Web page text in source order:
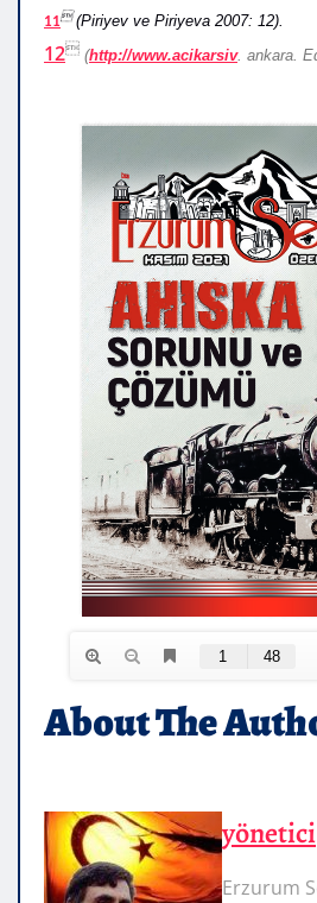
11 (Piriyev ve Piriyeva 2007: 12).
12 (http://www.acikarsiv. ankara.
About The
yönetici
Erzurum